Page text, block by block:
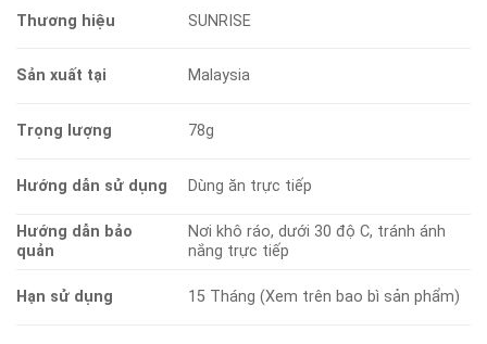
Thương hiệu SUNRISE
Sản xuất tại Malaysia
Trọng lượng 78g
Hướng dẫn sử dụng Dùng ăn trực tiếp
Hướng dẫn bảo
quản
Nơi khô ráo, dưới 30 độ C, tránh ánh
nắng trực tiếp
Hạn sử dụng 15 Tháng (Xem trên bao bì sản phẩm)